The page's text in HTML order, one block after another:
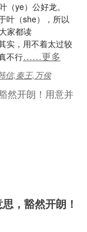
（ye）公好龙。
叶（she），所以
家都读
实，用不着太过较
不行……更多
信,秦王,万俟
，豁然开朗！